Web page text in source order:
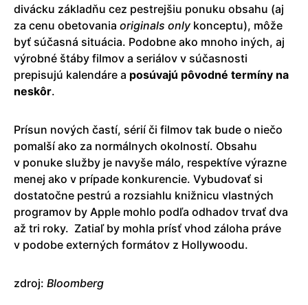
divácku základňu cez pestrejšiu ponuku obsahu (aj
za cenu obetovania originals only konceptu), môže
byť súčasná situácia. Podobne ako mnoho iných, aj
výrobné štáby filmov a seriálov v súčasnosti
prepisujú kalendáre a posúvajú pôvodné termíny na
neskôr.
Prísun nových častí, sérií či filmov tak bude o niečo
pomalší ako za normálnych okolností. Obsahu
v ponuke služby je navyše málo, respektíve výrazne
menej ako v prípade konkurencie. Vybudovať si
dostatočne pestrú a rozsiahlu knižnicu vlastných
programov by Apple mohlo podľa odhadov trvať dva
až tri roky. Zatiaľ by mohla prísť vhod záloha práve
v podobe externých formátov z Hollywoodu.
zdroj: Bloomberg